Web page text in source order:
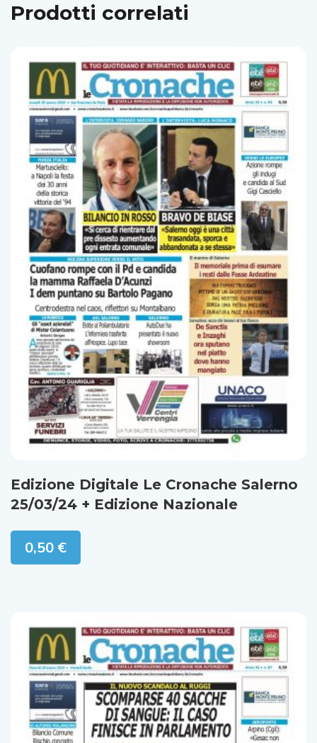
Prodotti correlati
Edizione Digitale Le Cronache Salerno
25/03/24 + Edizione Nazionale
0,50 €